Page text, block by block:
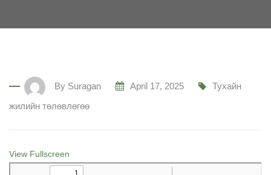
By Suragan April 17, 2025
Тухайн
жилийн төлөвлөгөө
View Fullscreen